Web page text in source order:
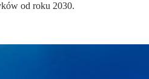
od roku 2030.